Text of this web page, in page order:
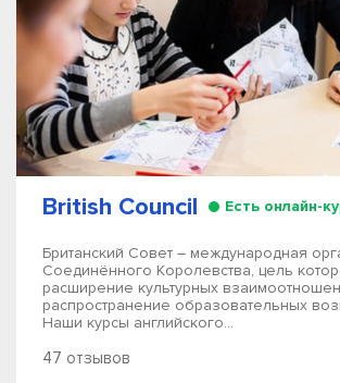
British Council Есть онлайн-
Британский Совет – международная
Соединённого Королевства, цель
расширение культурных
распространение образовательных
Наши курсы английского...
47 отзывов